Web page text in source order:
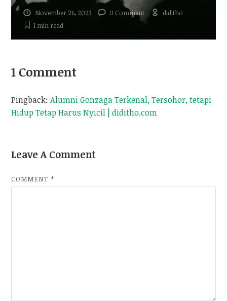
November 26, 2023 0 Comment
diditho
1 minread
1 Comment
Pingback:Alumni Gonzaga Terkenal, Tersohor, tetapi
Hidup Tetap Harus Nyicil | diditho.com
Leave A Comment
COMMENT*